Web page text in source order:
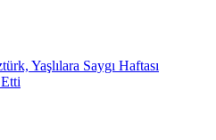
Yaşlılara Saygı Haftası